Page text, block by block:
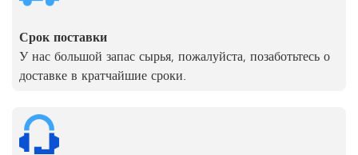
Срок поставки
У нас большой запас сырья, пожалуйста, позаботьтесь о
доставке в кратчайшие сроки.